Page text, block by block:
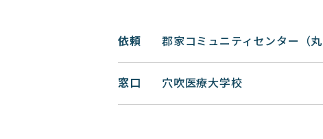
依頼 郡家コミュニティセンター（丸
窓口 穴吹医療大学校